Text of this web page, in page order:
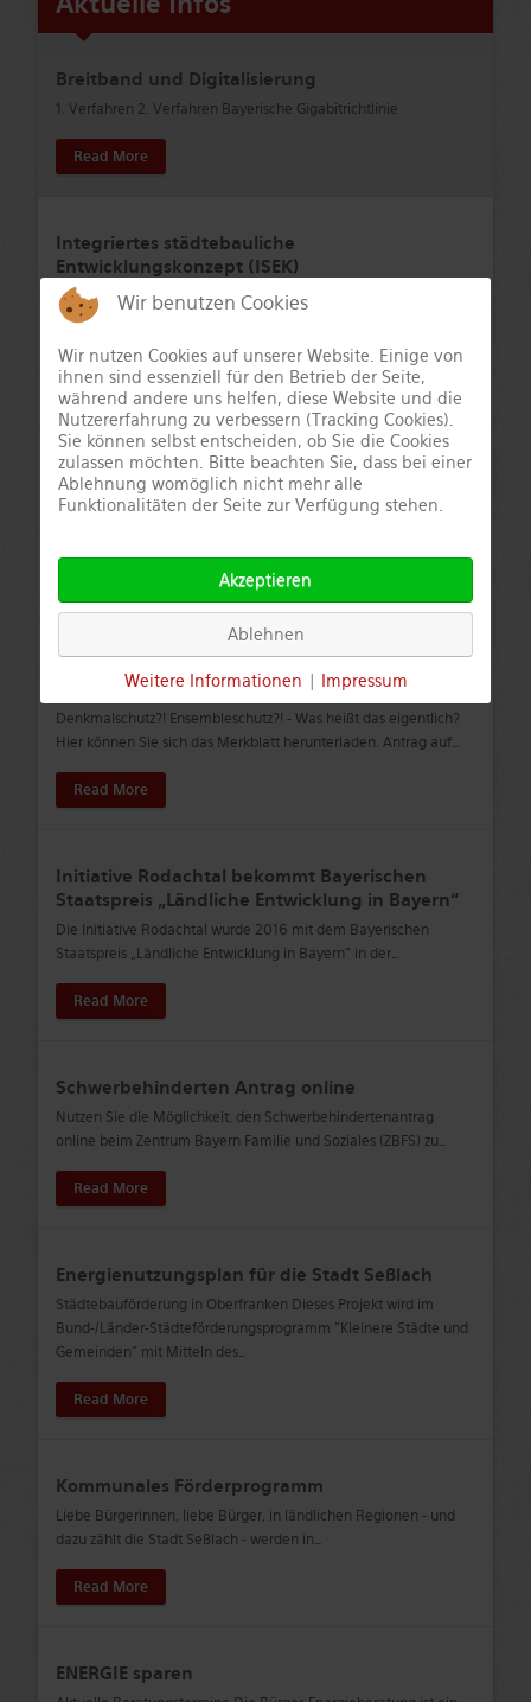
Breitband und Digitalisierung
1. Verfahren 2. Verfahren Bayerische Gigabitrichtlinie
Read More
Integriertes städtebauliche
Entwicklungskonzept (ISEK)
Integriertes städtebauliches Entwicklungskonzept Seßlach (ISEK)
Öffentliche Auslegung nach § 3 Absatz 2 BauGB
Read More
Parksituation in der Altstadt von Seßlach
Für die Altstadt von Seßlach gilt folgende Regelung: Die
Denkmalschutz
Denkmalschutz?! Ensembleschutz?! - Was heißt das eigentlich?
Hier können Sie sich das Merkblatt herunterladen. Antrag auf…
Read More
Initiative Rodachtal bekommt Bayerischen
Staatspreis „Ländliche Entwicklung in Bayern“
Die Initiative Rodachtal wurde 2016 mit dem Bayerischen
Staatspreis „Ländliche Entwicklung in Bayern“ in der…
Read More
Schwerbehinderten Antrag online
Nutzen Sie die Möglichkeit, den Schwerbehindertenantrag
online beim Zentrum Bayern Familie und Soziales (ZBFS) zu
Read More
Energienutzungsplan für die Stadt Seßlach
Städtebauförderung in Oberfranken Dieses Projekt wird im
Bund-/Länder-Städteförderungsprogramm "Kleinere Städte und
Gemeinden" mit Mitteln des…
Read More
Kommunales Förderprogramm
Liebe Bürgerinnen, liebe Bürger, in ländlichen Regionen - und
dazu zählt die Stadt Seßlach - werden in
Read More
ENERGIE sparen
Wir benutzen Cookies
Wir nutzen Cookies auf unserer Website. Einige von
ihnen sind essenziell für den Betrieb der Seite,
während andere uns helfen, diese Website und die
Nutzererfahrung zu verbessern (Tracking Cookies).
Sie können selbst entscheiden, ob Sie die Cookies
zulassen möchten. Bitte beachten Sie, dass bei einer
Ablehnung womöglich nicht mehr alle
Funktionalitäten der Seite zur Verfügung stehen.
Akzeptieren
Ablehnen
Weitere Informationen Impressum